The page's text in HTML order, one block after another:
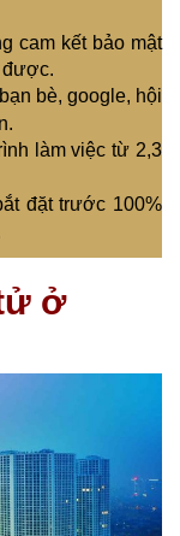
cam kết bảo mật
được.
bè, google, hội
làm việc từ 2,3
đặt trước 100%
ở